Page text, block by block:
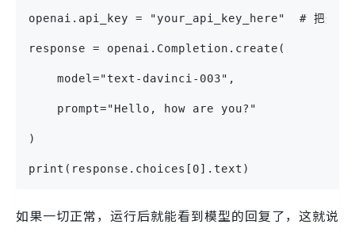
openai.api_key = "your_api_key_here"  # 把这里
response = openai.Completion.create(
    model="text-davinci-003",
    prompt="Hello, how are you?"
)
print(response.choices[0].text)
如果一切正常，运行后就能看到模型的回复了，这就说